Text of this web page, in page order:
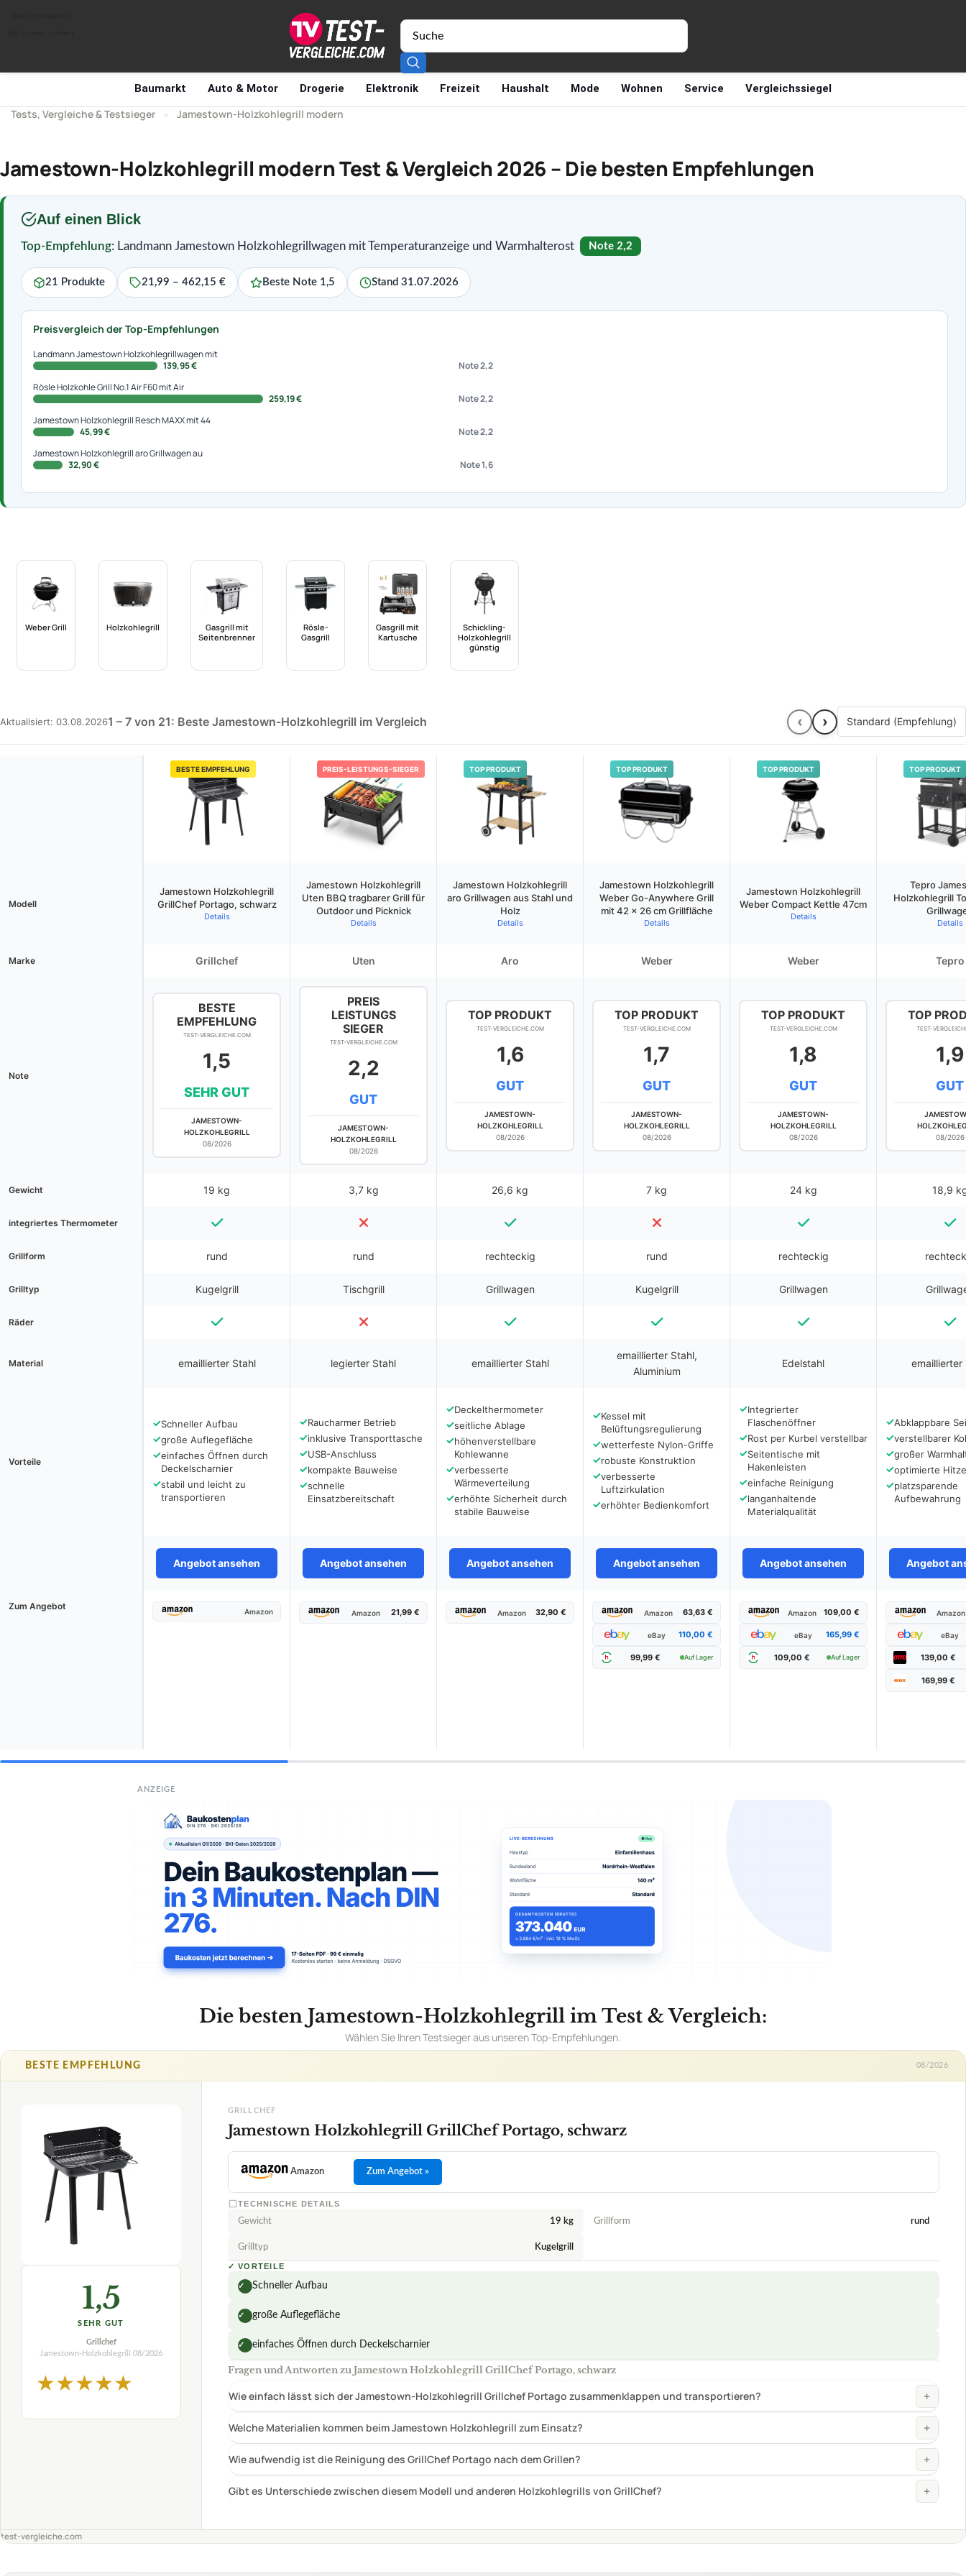
Baumarkt Auto & Motor Drogerie Elektronik Freizeit Haushalt Mode Wohnen Service Vergleichssiegel
Tests, Vergleiche & Testsieger » Jamestown-Holzkohlegrill modern
Jamestown-Holzkohlegrill modern Test & Vergleich 2026 – Die besten Empfehlungen
Auf einen Blick
Top-Empfehlung: Landmann Jamestown Holzkohlegrillwagen mit Temperaturanzeige und Warmhalterost Note 2,2
21 Produkte 21,99 – 462,15 € Beste Note 1,5 Stand 31.07.2026
Preisvergleich der Top-Empfehlungen
Landmann Jamestown Holzkohlegrillwagen mit
139,95 €
Note 2,2
Rösle Holzkohle Grill No.1 Air F60 mit Air
259,19 €
Note 2,2
Jamestown Holzkohlegrill Resch MAXX mit 44
45,99 €
Note 2,2
Jamestown Holzkohlegrill aro Grillwagen au
32,90 €
Note 1,6
Weber Grill Holzkohlegrill
Gasgrill mit
Seitenbrenner
Rösle-
Gasgrill
Gasgrill mit
Kartusche
Schickling-
Holzkohlegrill
günstig
Aktualisiert: 03.08.20261 – 7 von 21: Beste Jamestown-Holzkohlegrill im Vergleich ‹ ›
BESTE EMPFEHLUNG PREIS-LEISTUNGS-SIEGER TOP PRODUKT TOP PRODUKT TOP PRODUKT TOP PRODUKT
Modell
Jamestown Holzkohlegrill
GrillChef Portago, schwarz
Details
Jamestown Holzkohlegrill
Uten BBQ tragbarer Grill für
Outdoor und Picknick
Details
Jamestown Holzkohlegrill
aro Grillwagen aus Stahl und
Holz
Details
Jamestown Holzkohlegrill
Weber Go-Anywhere Grill
mit 42 x 26 cm Grillfläche
Details
Jamestown Holzkohlegrill
Weber Compact Kettle 47cm
Details
Tepro
Holzkohlegrill
Details
Marke Grillchef Uten Aro Weber Weber Tepro
Note
BESTE
EMPFEHLUNG
TEST-VERGLEICHE.COM
1,5
SEHR GUT
JAMESTOWN-
HOLZKOHLEGRILL
08/2026
PREIS
LEISTUNGS
SIEGER
TEST-VERGLEICHE.COM
2,2
GUT
JAMESTOWN-
HOLZKOHLEGRILL
08/2026
TOP PRODUKT
TEST-VERGLEICHE.COM
1,6
GUT
JAMESTOWN-
HOLZKOHLEGRILL
08/2026
TOP PRODUKT
TEST-VERGLEICHE.COM
1,7
GUT
JAMESTOWN-
HOLZKOHLEGRILL
08/2026
TOP PRODUKT
TEST-VERGLEICHE.COM
1,8
GUT
JAMESTOWN-
HOLZKOHLEGRILL
08/2026
TOP
TEST-
1,9
GUT
08/2026
Gewicht 19 kg 3,7 kg 26,6 kg 7 kg 24 kg 18,9
integriertes Thermometer
Grillform rund rund rechteckig rund rechteckig
Grilltyp Kugelgrill Tischgrill Grillwagen Kugelgrill Grillwagen
Räder
Material emaillierter Stahl legierter Stahl emaillierter Stahl
emaillierter Stahl,
Aluminium
Edelstahl emaillierter
Vorteile
✓Schneller Aufbau
✓große Auflegefläche
✓einfaches Öffnen durch
Deckelscharnier
✓stabil und leicht zu
transportieren
✓Raucharmer Betrieb
✓inklusive Transporttasche
✓USB-Anschluss
✓kompakte Bauweise
✓schnelle
Einsatzbereitschaft
✓Deckelthermometer
✓seitliche Ablage
✓höhenverstellbare
Kohlewanne
✓verbesserte
Wärmeverteilung
✓erhöhte Sicherheit durch
stabile Bauweise
✓Kessel mit
Belüftungsregulierung
✓wetterfeste Nylon-Griffe
✓robuste Konstruktion
✓verbesserte
Luftzirkulation
✓erhöhter Bedienkomfort
✓Integrierter
Flaschenöffner
✓Rost per Kurbel verstellbar
✓Seitentische mit
Hakenleisten
✓einfache Reinigung
✓langanhaltende
Materialqualität
✓Abklappbare
✓verstellbarer
✓großer
✓optimierte
✓platzsparende
Aufbewahrung
Angebot ansehen Angebot ansehen Angebot ansehen Angebot ansehen Angebot ansehen Angebot
Zum Angebot
Amazon Amazon 21,99 € Amazon 32,90 € Amazon 63,63 €
eBay 110,00 €
99,99 € Auf Lager
Amazon 109,00 €
eBay 165,99 €
109,00 € Auf Lager
Amazon
eBay
139,00 €
169,99 €
ANZEIGE
Die besten Jamestown-Holzkohlegrill im Test & Vergleich:
Wählen Sie Ihren Testsieger aus unseren Top-Empfehlungen.
1,5
SEHR GUT
Grillchef
Jamestown-Holzkohlegrill
★ ★★ ★ ★
Jamestown Holzkohlegrill GrillChef Portago, schwarz
TECHNISCHE DETAILS
19 kg Grillform
✓ VORTEILE
✓ große Auflegefläche
✓ einfaches Öffnen durch Deckelscharnier
Fragen und Antworten zu Jamestown Holzkohlegrill GrillChef Portago, schwarz
Wie einfach lässt sich der Jamestown-Holzkohlegrill Grillchef Portago zusammenklappen und transportieren? +
Welche Materialien kommen beim Jamestown Holzkohlegrill zum Einsatz?
Wie aufwendig ist die Reinigung des GrillChef Portago nach dem Grillen?
Gibt es Unterschiede zwischen diesem Modell und anderen Holzkohlegrills von GrillChef?
test-vergleiche.com
08/2026
Jamestown Holzkohlegrill Uten BBQ tragbarer Grill für Outdoor und Picknick
TECHNISCHE DETAILS